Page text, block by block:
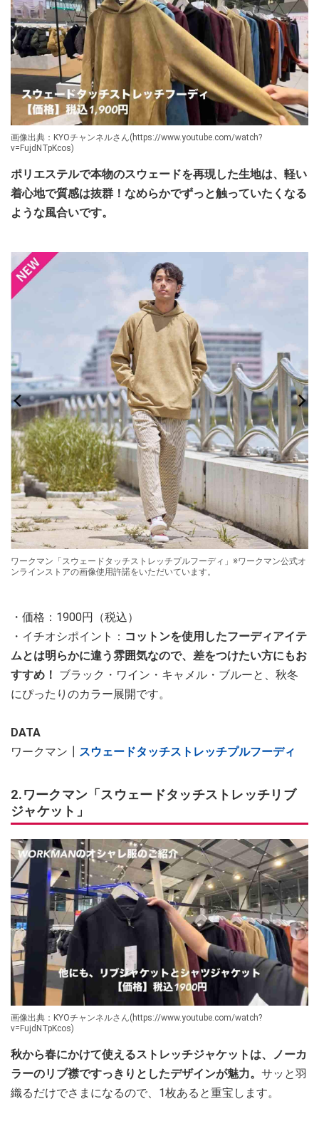
画像出典：KYOチャンネルさん(https://www.youtube.com/watch?
v=FujdNTpKcos)
ポリエステルで本物のスウェードを再現した生地は、軽い
着心地で質感は抜群！なめらかでずっと触っていたくなる
ような風合いです。
ワークマン「スウェードタッチストレッチプルフーディ」※ワークマン公式オ
ンラインストアの画像使用許諾をいただいています。
・価格：1900円（税込）
・イチオシポイント： コットンを使用したフーディアイテ
ムとは明らかに違う雰囲気なので、差をつけたい方にもお
すすめ！ ブラック・ワイン・キャメル・ブルーと、秋冬
にぴったりのカラー展開です。
DATA
ワークマン┃ スウェードタッチストレッチプルフーディ
2.ワークマン「スウェードタッチストレッチリブ
ジャケット」
画像出典：KYOチャンネルさん(https://www.youtube.com/watch?
v=FujdNTpKcos)
秋から春にかけて使えるストレッチジャケットは、ノーカ
ラーのリブ襟ですっきりとしたデザインが魅力。 サッと羽
織るだけでさまになるので、1枚あると重宝します。